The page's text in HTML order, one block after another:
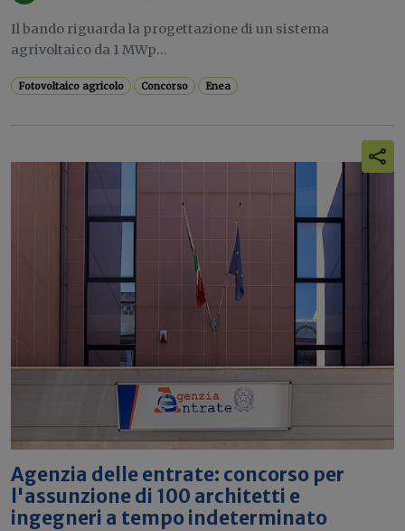
Il bando riguarda la progettazione di un sistema
agrivoltaico da 1 MWp...
Fotovoltaico agricolo Concorso Enea
Agenzia delle entrate: concorso per
l'assunzione di 100 architetti e
ingegneri a tempo indeterminato